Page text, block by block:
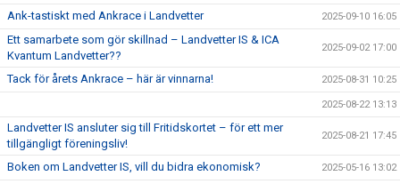
Ank-tastiskt med Ankrace i Landvetter 2025-09-10 16:05
Ett samarbete som gör skillnad – Landvetter IS & ICA
Kvantum Landvetter??
2025-09-02 17:00
Tack för årets Ankrace – här är vinnarna! 2025-08-31 10:25
2025-08-22 13:13
Landvetter IS ansluter sig till Fritidskortet – för ett mer
tillgängligt föreningsliv!
2025-08-21 17:45
Boken om Landvetter IS, vill du bidra ekonomisk? 2025-05-16 13:02